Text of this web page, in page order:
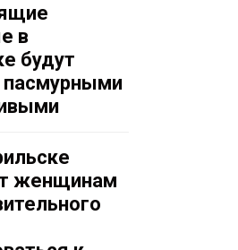
в
будут
пасмурными
женщинам